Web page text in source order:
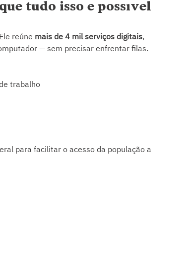
tudo isso é possível
reúne mais de 4 mil serviços digitais,
— sem precisar enfrentar filas.
trabalho
para facilitar o acesso da população a